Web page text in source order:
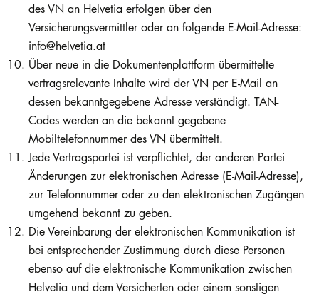
des VN an Helvetia erfolgen über den
Versicherungsvermittler oder an folgende E-Mail-Adresse:
info@helvetia.at
Über neue in die Dokumentenplattform übermittelte
vertragsrelevante Inhalte wird der VN per E-Mail an
dessen bekanntgegebene Adresse verständigt. TAN-
Codes werden an die bekannt gegebene
Mobiltelefonnummer des VN übermittelt.
Jede Vertragspartei ist verpflichtet, der anderen Partei
Änderungen zur elektronischen Adresse (E-Mail-Adresse),
zur Telefonnummer oder zu den elektronischen Zugängen
umgehend bekannt zu geben.
Die Vereinbarung der elektronischen Kommunikation ist
bei entsprechender Zustimmung durch diese Personen
ebenso auf die elektronische Kommunikation zwischen
Helvetia und dem Versicherten oder einem sonstigen